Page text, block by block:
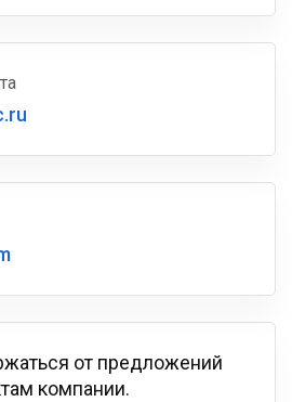
от предложений
компании.